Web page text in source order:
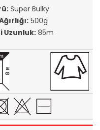
Super Bulky
500g
Uzunluk:85m
8 R